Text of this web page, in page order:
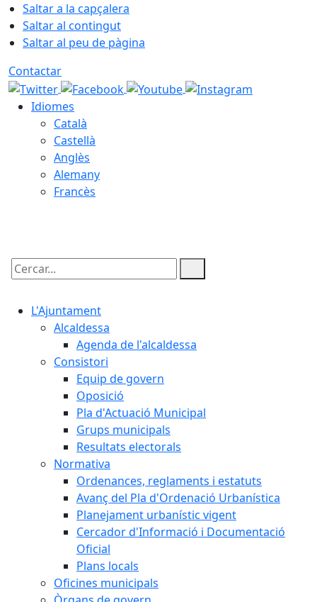
Saltar a la capçalera
Saltar al contingut
Saltar al peu de pàgina
Contactar
Idiomes
Català
Castellà
Anglès
Alemany
Francès
Cercar:
L'Ajuntament
Alcaldessa
Agenda de l'alcaldessa
Consistori
Equip de govern
Oposició
Pla d'Actuació Municipal
Grups municipals
Resultats electorals
Normativa
Ordenances, reglaments i estatuts
Avanç del Pla d'Ordenació Urbanística
Planejament urbanístic vigent
Cercador d'Informació i Documentació
Oficial
Plans locals
Oficines municipals